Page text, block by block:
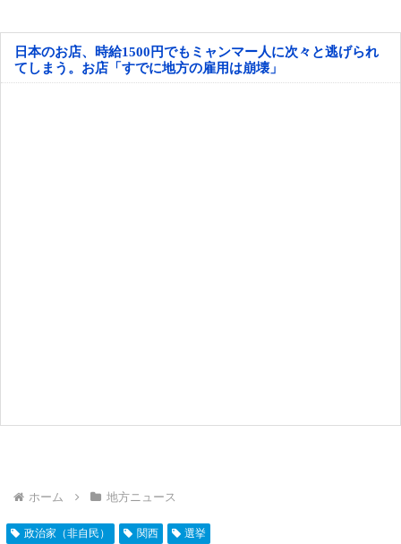
日本のお店、時給1500円でもミャンマー人に次々と逃げられ
てしまう。お店「すでに地方の雇用は崩壊」
ホーム 地方ニュース
政治家（非自民） 関西 選挙